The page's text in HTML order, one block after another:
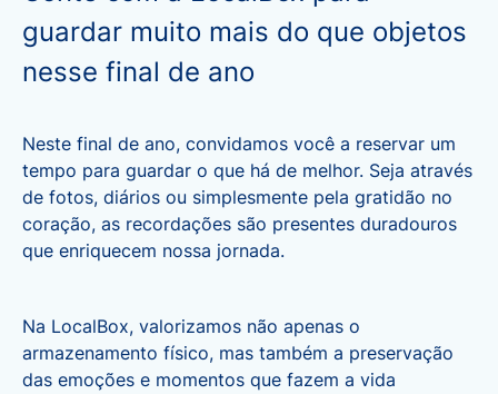
guardar muito mais do que objetos
nesse final de ano
Neste final de ano, convidamos você a reservar um
tempo para guardar o que há de melhor. Seja através
de fotos, diários ou simplesmente pela gratidão no
coração, as recordações são presentes duradouros
que enriquecem nossa jornada.
Na LocalBox, valorizamos não apenas o
armazenamento físico, mas também a preservação
das emoções e momentos que fazem a vida